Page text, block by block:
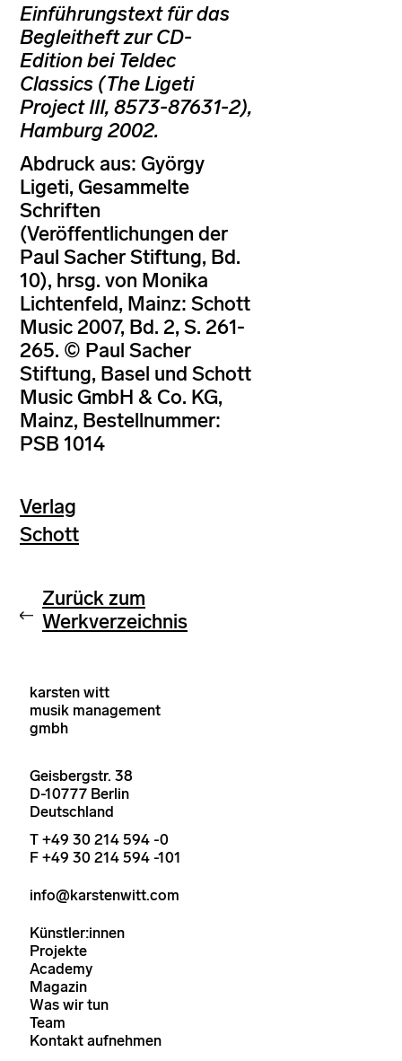
Einführungstext für das
Begleitheft zur CD-
Edition bei Teldec
Classics (The Ligeti
Project III, 8573-87631-2),
Hamburg 2002.
Abdruck aus: György
Ligeti, Gesammelte
Schriften
(Veröffentlichungen der
Paul Sacher Stiftung, Bd.
10), hrsg. von Monika
Lichtenfeld, Mainz: Schott
Music 2007, Bd. 2, S. 261-
265. © Paul Sacher
Stiftung, Basel und Schott
Music GmbH & Co. KG,
Mainz, Bestellnummer:
PSB 1014
Verlag
Schott
Zurück zum
Werkverzeichnis
karsten witt
musik management
gmbh
Geisbergstr. 38
D-10777 Berlin
Deutschland
T +49 30 214 594 -0
F +49 30 214 594 -101
info@karstenwitt.com
Künstler:innen
Projekte
Academy
Magazin
Was wir tun
Team
Kontakt aufnehmen